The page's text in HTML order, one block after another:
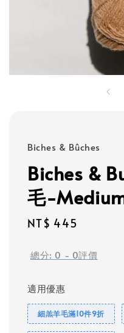
Biches & Bûches
Biches &
毛-
Regular
NT$ 445
總分: 0 - 0評價
適用優惠
細羔羊毛滿10件9折